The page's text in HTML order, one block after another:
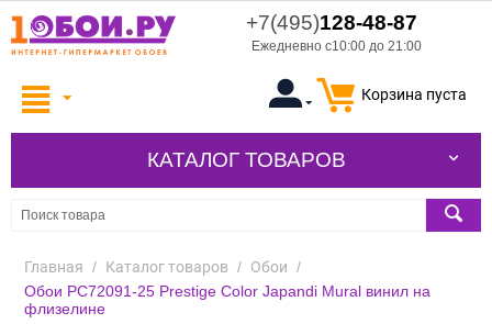
+7(495)128-48-87
Ежедневно с10:00 до 21:00
Корзина пуста
КАТАЛОГ ТОВАРОВ
Главная / Каталог товаров / Обои /
Обои PC72091-25 Prestige Color Japandi Mural винил на
флизелине